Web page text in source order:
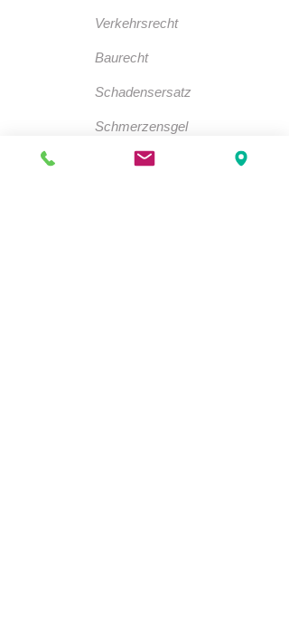
Verkehrsrecht
Baurecht
Schadensersatz
Schmerzensgel